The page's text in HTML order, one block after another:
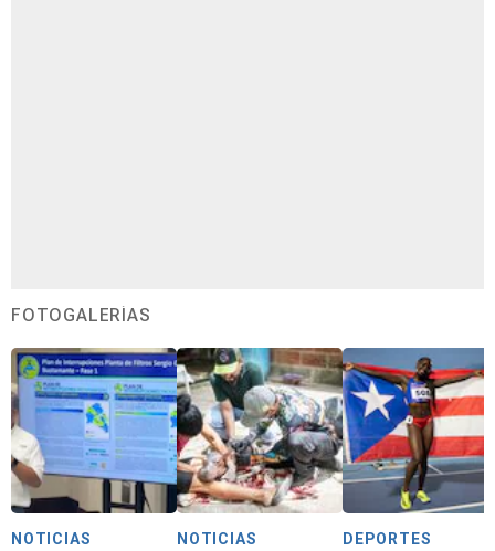
FOTOGALERÍAS
NOTICIAS NOTICIAS DEPORTES